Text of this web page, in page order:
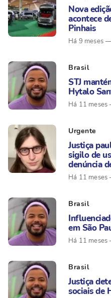
Nova
acontece
Pinhais
Há 9 meses
Brasil
STJ
Hytalo
Há 11 meses
Urgente
Justiça
sigilo de
denúncia
Há 11 meses
Brasil
em São
Há 11 meses
Brasil
Justiça
sociais de